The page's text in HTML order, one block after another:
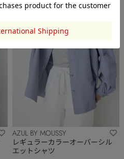
AZUL BY MOUSSY
レギュラーカラーオーバーシル
エットシャツ